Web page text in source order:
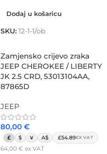
Dodaj u košaricu
SKU: 12-1-1/ob
Zamjensko crijevo zraka
JEEP CHEROKEE / LIBERTY
JK 2.5 CRD, 53013104AA,
87865D
JEEP
80,00 €
£ $ ¥ A$ £54.89EX VAT
64,00 € ex VAT